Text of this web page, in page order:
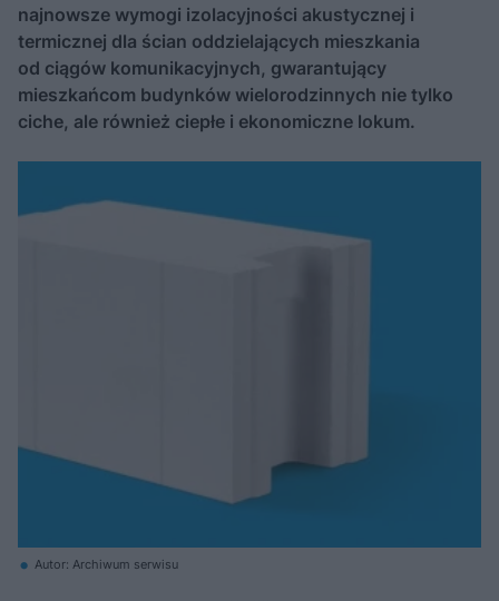
najnowsze wymogi izolacyjności akustycznej i
termicznej dla ścian oddzielających mieszkania
od ciągów komunikacyjnych, gwarantujący
mieszkańcom budynków wielorodzinnych nie tylko
ciche, ale również ciepłe i ekonomiczne lokum.
Autor: Archiwum serwisu